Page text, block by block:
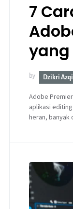
7
yang
by Dzikri
Adobe
aplikasi
heran, banyak